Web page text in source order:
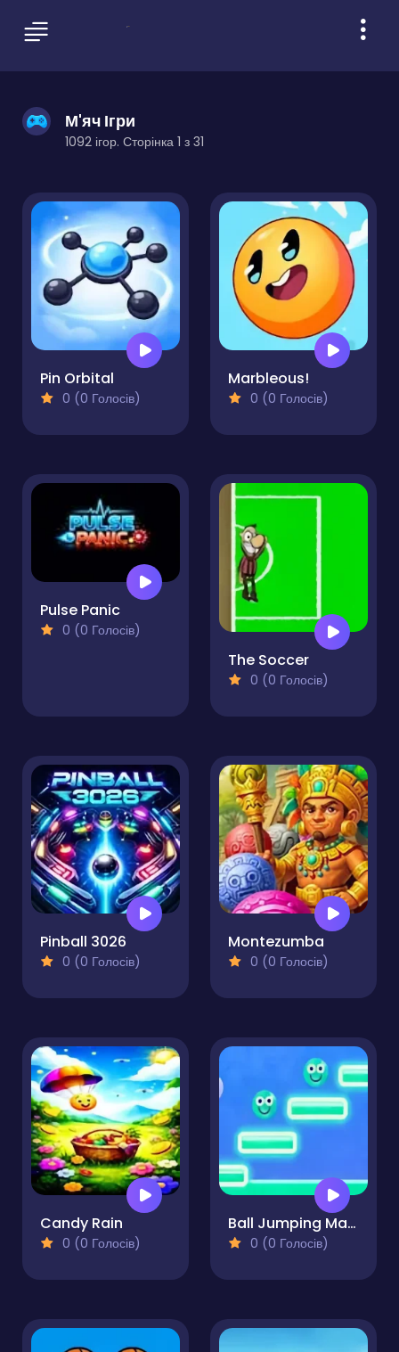
М'яч Ігри
1092 ігор. Сторінка 1 з 31
Pin Orbital
0 (0 Голосів)
Marbleous!
0 (0 Голосів)
Pulse Panic
0 (0 Голосів)
The Soccer
0 (0 Голосів)
Pinball 3026
0 (0 Голосів)
Montezumba
0 (0 Голосів)
Candy Rain
0 (0 Голосів)
Ball Jumping Master
0 (0 Голосів)